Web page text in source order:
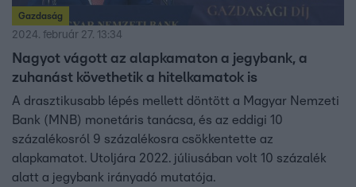
Gazdaság
2024. február 27. 13:34
Nagyot vágott az alapkamaton a jegybank, a
zuhanást követhetik a hitelkamatok is
A drasztikusabb lépés mellett döntött a Magyar Nemzeti
Bank (MNB) monetáris tanácsa, és az eddigi 10
százalékosról 9 százalékosra csökkentette az
alapkamatot. Utoljára 2022. júliusában volt 10 százalék
alatt a jegybank irányadó mutatója.